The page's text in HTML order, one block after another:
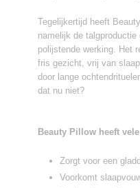
Tegelijkertijd heeft
namelijk de
polijstende werking. Het
fris gezicht, vrij van
door lange
dat nu niet?
Beauty Pillow heeft
Zorgt voor een
Voorkomt